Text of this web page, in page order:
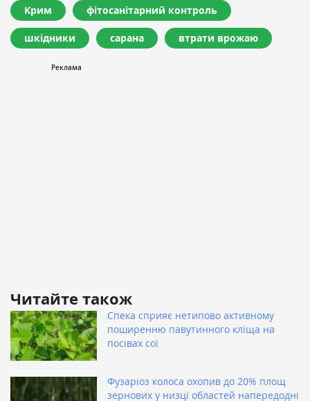
Крим фітосанітарний контроль
шкідники сарана втрати врожаю
Читайте також
Спека сприяє нетипово активному
поширенню павутинного кліща на
посівах сої
Фузаріоз колоса охопив до 20% площ
зернових у низці областей напередодні